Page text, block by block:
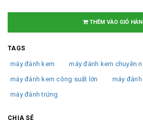
THÊM VÀO GIỎ
TAGS
máy đánh kem
máy đánh kem chuyên
máy đánh kem công suất lớn
máy
máy đánh trứng
CHIA SẺ